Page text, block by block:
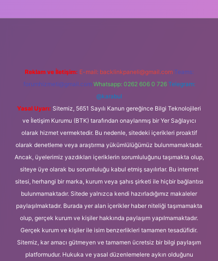
Reklam ve İletişim: E-mail: backlinkpaneli@gmail.com Teams:
forumhizmeti@gmail.com Whatsapp: 0262 606 0 726 Telegram:
@karabul
Yasal Uyarı: Sitemiz, 5651 Sayılı Kanun gereğince Bilgi Teknolojileri
ve İletişim Kurumu (BTK) tarafından onaylanmış bir Yer Sağlayıcı
olarak hizmet vermektedir. Bu nedenle, sitedeki içerikleri proaktif
olarak denetleme veya araştırma yükümlülüğümüz bulunmamaktadır.
Ancak, üyelerimiz yazdıkları içeriklerin sorumluluğunu taşımakta olup,
siteye üye olarak bu sorumluluğu kabul etmiş sayılırlar. Bu internet
sitesi, herhangi bir marka, kurum veya şahıs şirketi ile hiçbir bağlantısı
bulunmamaktadır. Sitede yalnızca kendi hazırladığımız makaleler
paylaşılmaktadır. Burada yer alan içerikler haber niteliği taşımamakta
olup, gerçek kurum ve kişiler hakkında paylaşım yapılmamaktadır.
Gerçek kurum ve kişiler ile isim benzerlikleri tamamen tesadüfidir.
Sitemiz, kar amacı gütmeyen ve tamamen ücretsiz bir bilgi paylaşım
platformudur. Hukuka ve yasal düzenlemelere aykırı olduğunu